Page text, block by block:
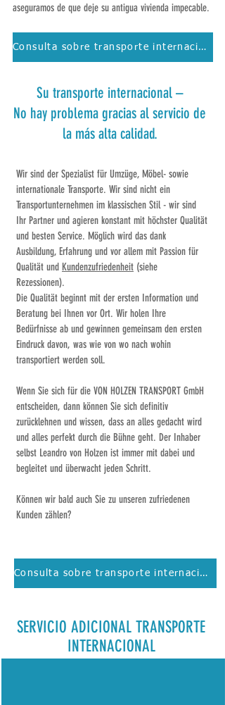
aseguramos de que deje su antigua vivienda impecable.
Consulta sobre transporte internacional.
Su transporte internacional –
No hay problema gracias al servicio de
la más alta calidad.
Wir sind der Spezialist für Umzüge, Möbel- sowie
internationale Transporte. Wir sind nicht ein
Transportunternehmen im klassischen Stil - wir sind
Ihr Partner und agieren konstant mit höchster Qualität
und besten Service. Möglich wird das dank
Ausbildung, Erfahrung und vor allem mit Passion für
Qualität und Kundenzufriedenheit (siehe
Rezessionen).
Die Qualität beginnt mit der ersten Information und
Beratung bei Ihnen vor Ort. Wir holen Ihre
Bedürfnisse ab und gewinnen gemeinsam den ersten
Eindruck davon, was wie von wo nach wohin
transportiert werden soll.
Wenn Sie sich für die VON HOLZEN TRANSPORT GmbH
entscheiden, dann können Sie sich definitiv
zurücklehnen und wissen, dass an alles gedacht wird
und alles perfekt durch die Bühne geht. Der Inhaber
selbst Leandro von Holzen ist immer mit dabei und
begleitet und überwacht jeden Schritt.
Können wir bald auch Sie zu unseren zufriedenen
Kunden zählen?
Consulta sobre transporte internacional
SERVICIO ADICIONAL TRANSPORTE
INTERNACIONAL